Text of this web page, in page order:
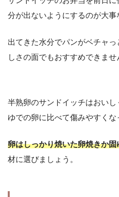
分が出ないようにするのが大事
出てきた水分でパンがベチャ
しさの面でもおすすめできませ
半熟卵のサンドイッチはおい
ゆでの卵に比べて傷みやすくな
卵はしっかり焼いた卵焼きか固
材に選びましょう。